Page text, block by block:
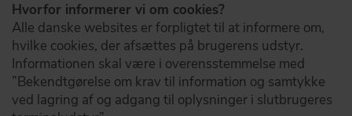
Hvorfor informerer vi om cookies?
Alle danske websites er forpligtet til at informere om,
hvilke cookies, der afsættes på brugerens udstyr.
Informationen skal være i overensstemmelse med
”Bekendtgørelse om krav til information og samtykke
ved lagring af og adgang til oplysninger i slutbrugeres